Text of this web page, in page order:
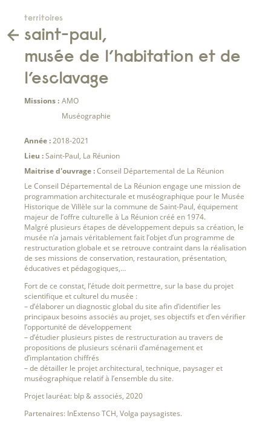
territoires
saint-paul,
musée de l’habitation et de
l’esclavage
Missions : AMO
Muséographie
Année :2018-2021
Lieu :Saint-Paul, La Réunion
Maitrise d'ouvrage :Conseil Départemental de La Réunion
Le Conseil Départemental de La Réunion engage une mission de
programmation architecturale et muséographique pour le Musée
Historique de Villèle sur la commune de Saint-Paul, équipement
majeur de l’offre culturelle à La Réunion créé en 1974.
Malgré plusieurs étapes de développement depuis sa création, le
musée n’a jamais véritablement fait l’objet d’un programme de
restructuration globale et se retrouve contraint dans la réalisation
de ses missions de conservation, restauration, présentation,
éducatives et pédagogiques,…
Fort de ce constat, l’étude doit permettre, sur la base du projet
scientifique et culturel du musée :
– d’élaborer un diagnostic global du site afin d’identifier les
principaux besoins associés au projet, ses objectifs et d’en vérifier
l’opportunité de développement
– d’étudier plusieurs pistes de restructuration au travers de
propositions de plusieurs scénarii d’aménagement et
d’implantation chiffrés
– de détailler le projet architectural, technique, paysager et
muséographique relatif à l’ensemble du site.
Projet lauréat: blp & associés, 2020
Partenaires: InExtenso TCH, Volga paysagistes.